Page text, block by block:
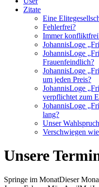
Zitate
Eine
Fehlerfrei?
Immer
JohannisLoge
JohannisLoge
Frauenfeindlich?
JohannisLoge
um jeden Preis?
JohannisLoge
verpflichtet zum
JohannisLoge
lang?
Unser Wahlspruch
Verschwiegen
Unsere
Springe im MonatDieser